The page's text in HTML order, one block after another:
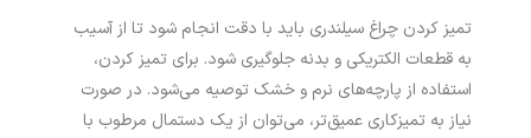
تمیز کردن چراغ سیلندری باید با دقت انجام شود تا از آسیب
به قطعات الکتریکی و بدنه جلوگیری شود. برای تمیز کردن،
استفاده از پارچه‌های نرم و خشک توصیه می‌شود. در صورت
نیاز به تمیزکاری عمیق‌تر، می‌توان از یک دستمال مرطوب با